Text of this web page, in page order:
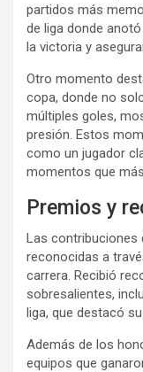
partidos más
de liga donde
la victoria y
Otro momento
copa, donde no
múltiples goles,
presión. Estos
como un jugador
momentos que
Premios y
Las contribuciones
reconocidas a
carrera. Recibió
sobresalientes,
liga, que destacó
Además de los
equipos que